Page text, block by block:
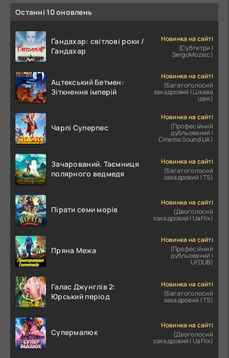
Останні 10 оновлень
Ґандахар: світлові роки /
Гандахар
Новинка на сайті
(Субтитри |
SergoMozaic)
Ацтекський Бетмен:
Зіткнення імперій
Новинка на сайті
(Багатоголосий
закадровий | Цікава
ідея)
Чарлі Суперпес
Новинка на сайті
(Професійний
дубльований |
Cinema Sound UA)
Зачарований. Таємниця
полярного ведмедя
Новинка на сайті
(Багатоголосий
закадровий | TS)
Пірати семи морів
Новинка на сайті
(Двоголосий
закадровий | UaFlix)
Пряна Межа
Новинка на сайті
(Професійний
дубльований |
UFDUB)
Галас Джунглів 2:
Юрський період
Новинка на сайті
(Багатоголосий
закадровий | TS)
Супермалюк
Новинка на сайті
(Двоголосий
закадровий | UaFlix)